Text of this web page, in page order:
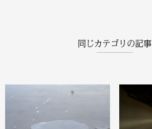
同じカテゴリの記事